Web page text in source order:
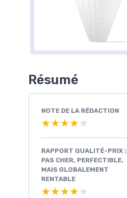
Résumé
NOTE DE LA RÉDACTION
★★★★★
★★★★★
RAPPORT QUALITÉ-PRIX :
PAS CHER, PERFECTIBLE,
MAIS GLOBALEMENT
RENTABLE
★★★★★
★★★★★